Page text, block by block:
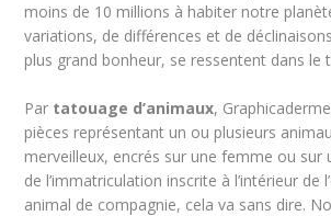
moins de 10 millions à habiter notre
variations, de différences et de
plus grand bonheur, se ressentent dans le
Par tatouage d’animaux,
pièces représentant un ou plusieurs
merveilleux, encrés sur une femme ou sur
de l’immatriculation inscrite à l’intérieur de
animal de compagnie, cela va sans dire.